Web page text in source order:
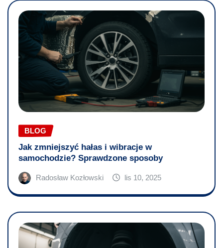
BLOG
Jak zmniejszyć hałas i wibracje w
samochodzie? Sprawdzone sposoby
Radosław Kozłowski lis 10, 2025